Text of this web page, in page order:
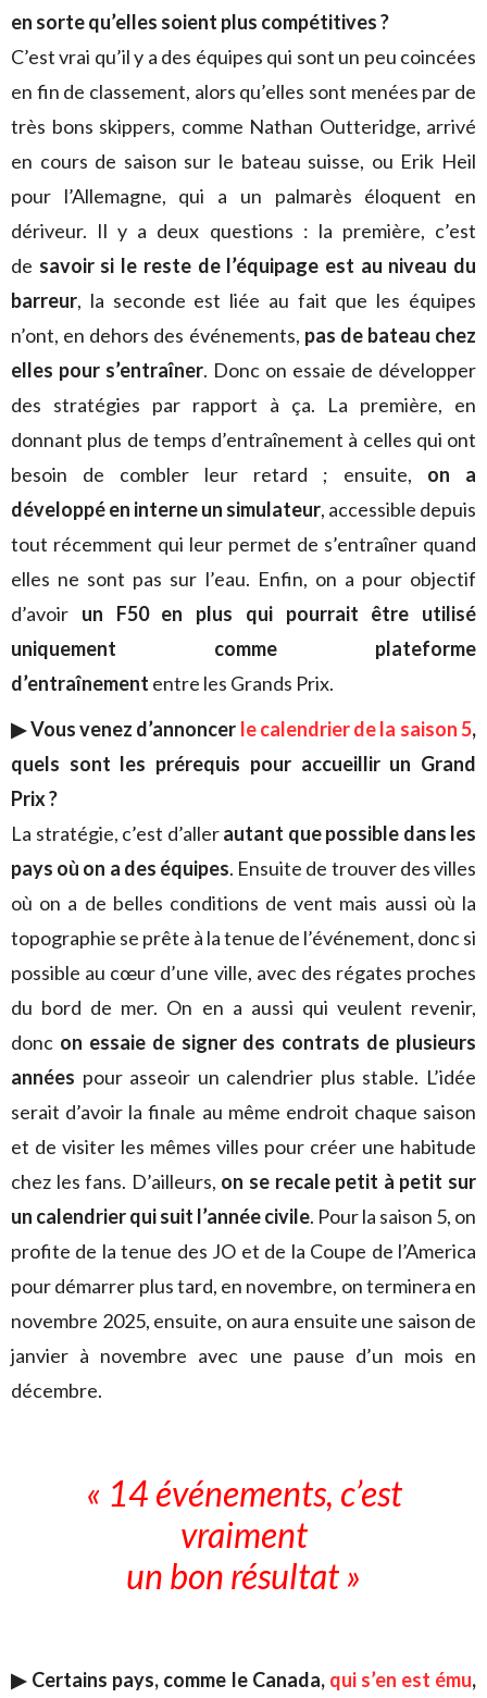
en sorte qu’elles soient plus compétitives ?
C’est vrai qu’il y a des équipes qui sont un peu coincées
en fin de classement, alors qu’elles sont menées par de
très bons skippers, comme Nathan Outteridge, arrivé
en cours de saison sur le bateau suisse, ou Erik Heil
pour l’Allemagne, qui a un palmarès éloquent en
dériveur. Il y a deux questions : la première, c’est
de savoir si le reste de l’équipage est au niveau du
barreur, la seconde est liée au fait que les équipes
n’ont, en dehors des événements, pas de bateau chez
elles pour s’entraîner. Donc on essaie de développer
des stratégies par rapport à ça. La première, en
donnant plus de temps d’entraînement à celles qui ont
besoin de combler leur retard ; ensuite, on a
développé en interne un simulateur, accessible depuis
tout récemment qui leur permet de s’entraîner quand
elles ne sont pas sur l’eau. Enfin, on a pour objectif
d’avoir un F50 en plus qui pourrait être utilisé
uniquement comme plateforme
d’entraînement entre les Grands Prix.
▶︎ Vous venez d’annoncer le calendrier de la saison 5,
quels sont les prérequis pour accueillir un Grand
Prix ?
La stratégie, c’est d’allerautant que possible dans les
pays où on a des équipes. Ensuite de trouver des villes
où on a de belles conditions de vent mais aussi où la
topographie se prête à la tenue de l’événement, donc si
possible au cœur d’une ville, avec des régates proches
du bord de mer. On en a aussi qui veulent revenir,
donc on essaie de signer des contrats de plusieurs
années pour asseoir un calendrier plus stable. L’idée
serait d’avoir la finale au même endroit chaque saison
et de visiter les mêmes villes pour créer une habitude
chez les fans. D’ailleurs, on se recale petit à petit sur
un calendrier qui suit l’année civile. Pour la saison 5, on
profite de la tenue des JO et de la Coupe de l’America
pour démarrer plus tard, en novembre, on terminera en
novembre 2025, ensuite, on aura ensuite une saison de
janvier à novembre avec une pause d’un mois en
décembre.
« 14 événements, c’est
vraiment
un bon résultat »
▶︎ Certains pays, comme le Canada, qui s’en est ému,